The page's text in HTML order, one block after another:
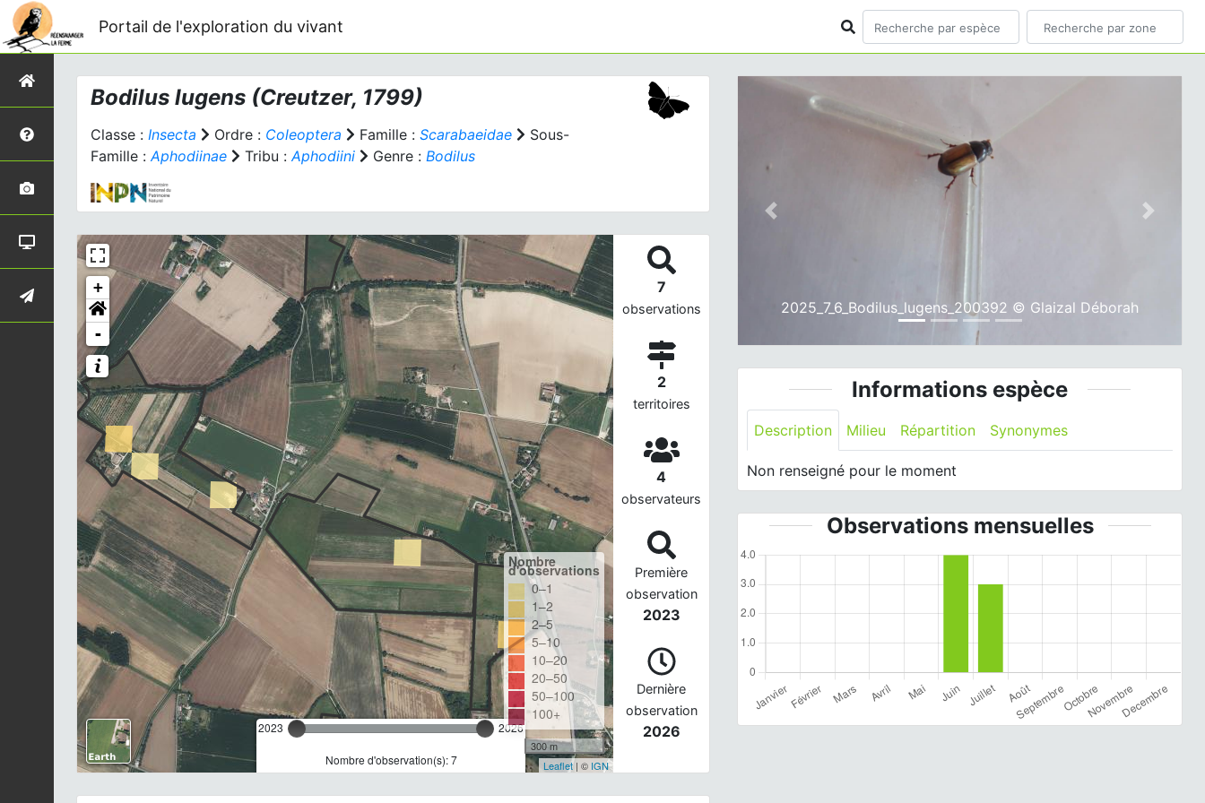
Portail de l'exploration du vivant
Bodilus lugens (Creutzer, 1799)
Classe : Insecta Ordre : Coleoptera Famille : Scarabaeidae
Sous-
Famille :Aphodiinae Tribu :Aphodiini Genre : Bodilus
+
-
2023 2026
Nombre d'observation(s): 7
Nombre
d'observations
0–1
1–2
2–5
5–10
10–20
20–50
50–100
100+
300 m
Leaflet| © IGN
7
observations
2
territoires
4
observateurs
Première
observation
2023
Dernière
observation
2026
2025_7_6_Bodilus_lugens_200392 © Glaizal Déborah
Previous Next
Informations espèce
Description Milieu Répartition Synonymes
Non renseigné pour le moment
Observations mensuelles